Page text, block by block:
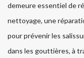
demeure essentiel de
nettoyage, une
pour prévenir les
dans les gouttières, à